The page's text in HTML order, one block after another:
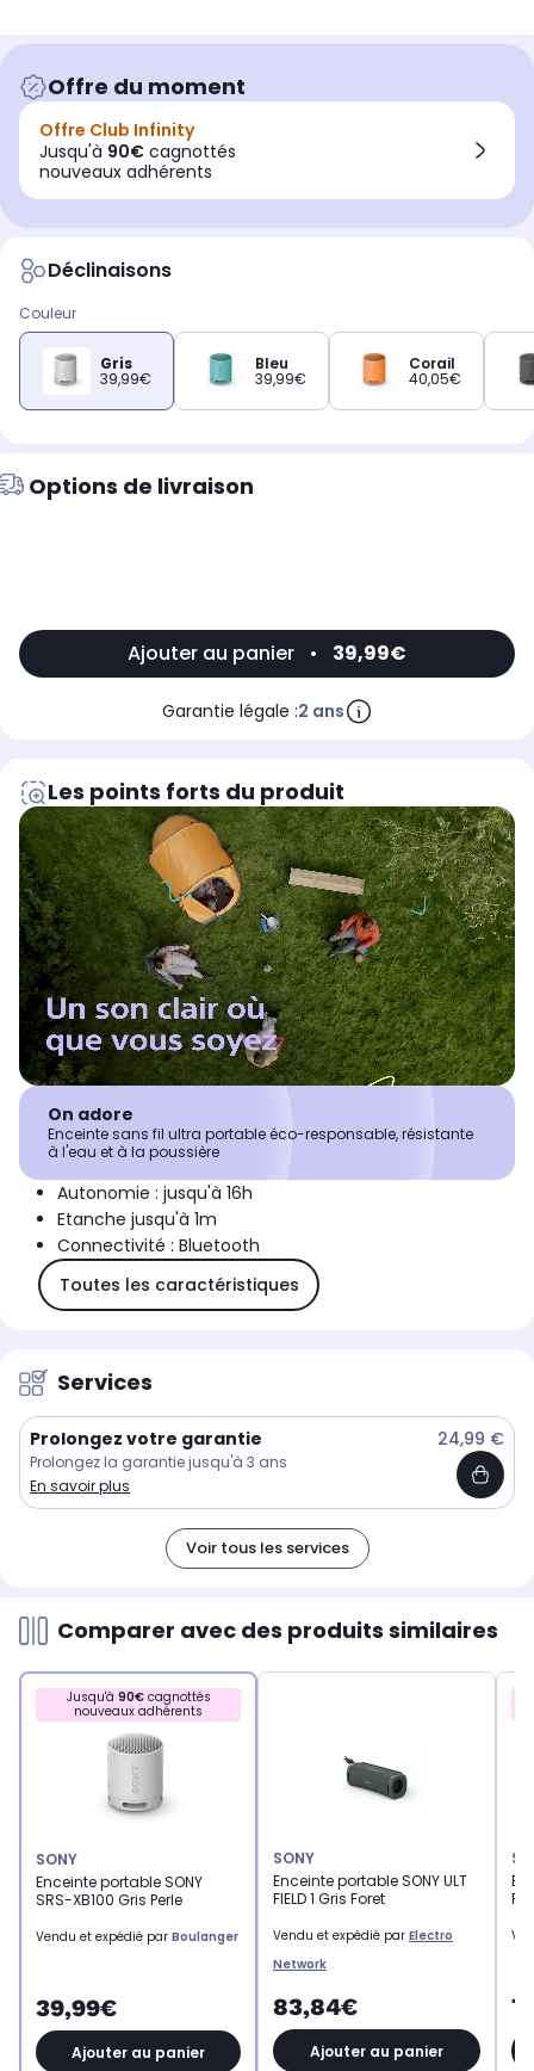
Offre du moment
Offre Club Infinity
Jusqu'à 90€ cagnottés
nouveaux adhérents
Déclinaisons
Couleur
Gris
39,99€
Bleu
39,99€
Corail
40,05€
Options de livraison
Ajouter au panier • 39,99€
Garantie légale :2 ans
Les points forts du produit
On adore
Enceinte sans fil ultra portable éco-responsable, résistante
à l'eau et à la poussière
Autonomie : jusqu'à 16h
Etanche jusqu'à 1m
Connectivité : Bluetooth
Toutes les caractéristiques
Services
Prolongez votre garantie 24,99 €
Prolongez la garantie jusqu'à 3 ans
En savoir plus
Voir tous les services
Comparer avec des produits similaires
Jusqu'à 90€cagnottés
nouveaux adhérents
SONY
Enceinte portable SONY
SRS-XB100 Gris Perle
Vendu et expédié par Boulanger
39,99€
Ajouter au panier
SONY
Enceinte portable SONY ULT
FIELD 1 Gris Foret
Vendu et expédié par Electro
Network
83,84€
Ajouter au panier